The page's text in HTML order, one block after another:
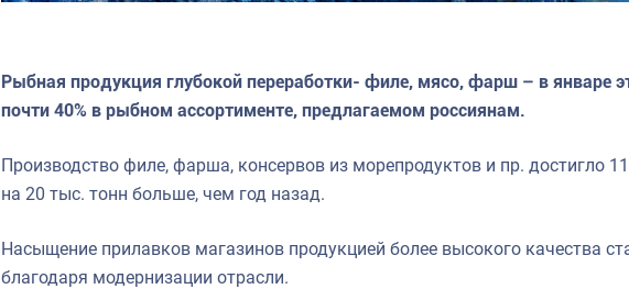
Рыбная продукция глубокой переработки- филе, мясо, фарш – в январе
почти 40% в рыбном ассортименте, предлагаемом россиянам.
Производство филе, фарша, консервов из морепродуктов и пр. достигло
на 20 тыс. тонн больше, чем год назад.
Насыщение прилавков магазинов продукцией более высокого качества
благодаря модернизации отрасли.